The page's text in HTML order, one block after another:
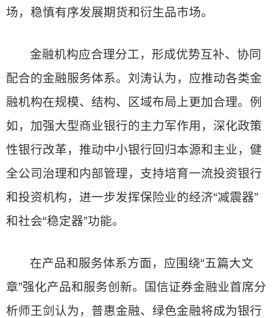
场，稳慎有序发展期货和衍生品市场。
金融机构应合理分工，形成优势互补、协同
配合的金融服务体系。刘涛认为，应推动各类金
融机构在规模、结构、区域布局上更加合理。例
如，加强大型商业银行的主力军作用，深化政策
性银行改革，推动中小银行回归本源和主业，健
全公司治理和内部管理，支持培育一流投资银行
和投资机构，进一步发挥保险业的经济“减震器”
和社会“稳定器”功能。
在产品和服务体系方面，应围绕“五篇大文
章”强化产品和服务创新。国信证券金融业首席分
析师王剑认为，普惠金融、绿色金融将成为银行